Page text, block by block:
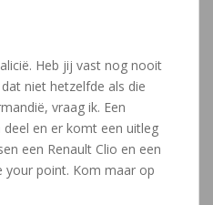
Heb jij vast nog nooit
niet hetzelfde als die
vraag ik. Een
en er komt een uitleg
een Renault Clio en een
your point. Kom maar op